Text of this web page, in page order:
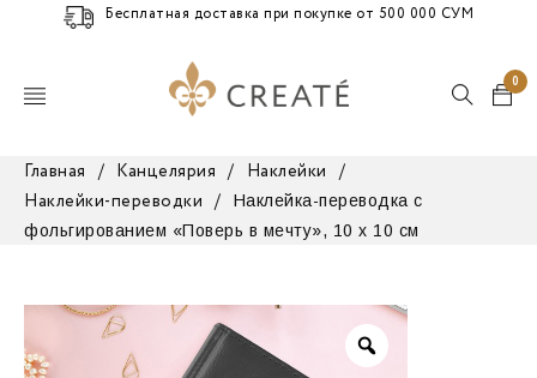
Бесплатная доставка при покупке от 500 000 СУМ
0
Главная / Канцелярия / Наклейки
/
Наклейки-переводки
/
Наклейка-переводка с
фольгированием «Поверь в мечту», 10 x 10 см